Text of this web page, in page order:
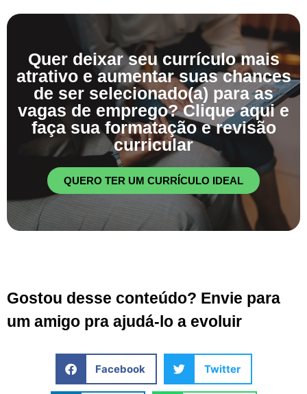
Quer deixar seu currículo mais
atrativo e aumentar suas chances
de ser selecionado(a) para as
vagas de emprego? Clique aqui e
faça sua formatação e revisão
curricular
QUERO TER UM CURRÍCULO IDEAL
Gostou desse conteúdo? Envie para
um amigo pra ajudá-lo a evoluir
Facebook Twitter